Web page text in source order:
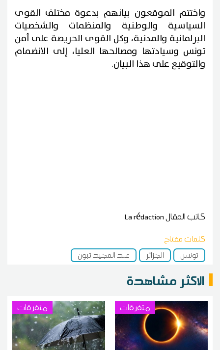
واختتم الموقعون بيانهم بدعوة مختلف القوى
السياسية والوطنية والمنظمات والشخصيات
البرلمانية والمدنية، وكل القوى الحريصة على أمن
تونس وسيادتها ومصالحها العليا، إلى الانضمام
والتوقيع على هذا البيان.
كاتب المقالLa rédaction
كلمات مفتاح
تونس
الجزائر عبد المجيد تبون
الاكثر مشاهدة
متفرقات متفرقات